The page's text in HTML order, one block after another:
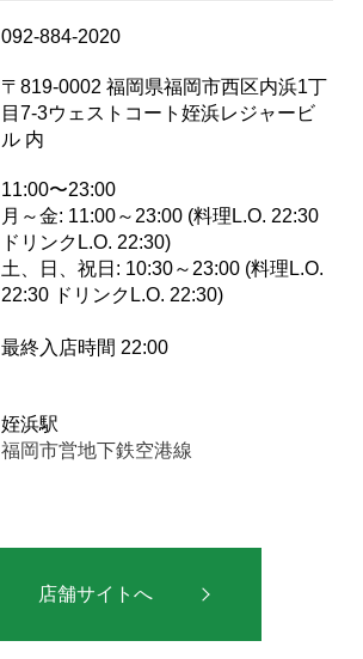
092-884-2020
〒819-0002 福岡県福岡市西区内浜1丁
目7-3ウェストコート姪浜レジャービ
ル 内
11:00〜23:00
月～金: 11:00～23:00 (料理L.O. 22:30
ドリンクL.O. 22:30)
土、日、祝日: 10:30～23:00 (料理L.O.
22:30 ドリンクL.O. 22:30)
最終入店時間 22:00
姪浜駅
福岡市営地下鉄空港線
店舗サイトへ